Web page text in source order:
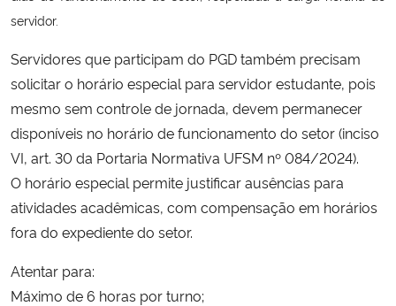
Ministério de Minas e Energia
Ministério da Ciência, Tecnologia, Inovações e Comunicações
Ministério do Meio Ambiente
Ministério do Turismo
Ministério do Desenvolvimento Regional
Controladoria-Geral da União
Ministério da Mulher, da Família e dos Direitos Humanos
servidor.
Servidores que participam do PGD também precisam
solicitar o horário especial para servidor estudante, pois
mesmo sem controle de jornada, devem permanecer
disponíveis no horário de funcionamento do setor (inciso
VI, art. 30 da Portaria Normativa UFSM nº 084/2024).
O horário especial permite justificar ausências para
atividades acadêmicas, com compensação em horários
fora do expediente do setor.
Atentar para:
Máximo de 6 horas por turno;